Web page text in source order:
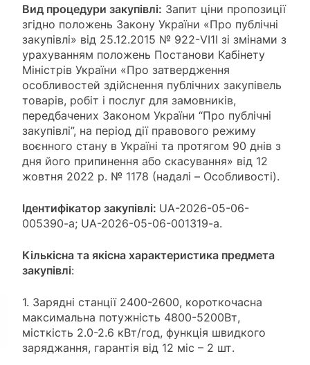
Вид процедури закупівлі: Запит ціни пропозиції
згідно положень Закону України «Про публічні
закупівлі» від 25.12.2015 № 922-VI1I зі змінами з
урахуванням положень Постанови Кабінету
Міністрів України «Про затвердження
особливостей здійснення публічних закупівель
товарів, робіт і послуг для замовників,
передбачених Законом України “Про публічні
закупівлі”, на період дії правового режиму
воєнного стану в Україні та протягом 90 днів з
дня його припинення або скасування» від 12
жовтня 2022 р. № 1178 (надалі – Особливості).
Ідентифікатор закупівлі: UA-2026-05-06-
005390-a; UA-2026-05-06-001319-a.
Кількісна та якісна характеристика предмета
закупівлі:
1. Зарядні станції 2400-2600, короткочасна
максимальна потужність 4800-5200Вт,
місткість 2.0-2.6 кВт/год, функція швидкого
заряджання, гарантія від 12 міс – 2 шт.